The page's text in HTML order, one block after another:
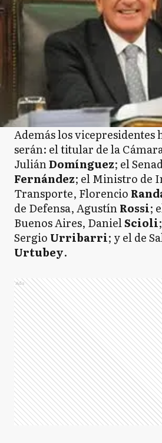
Además los vicepresidentes
serán: el titular de la
JuliánDomínguez; el
Fernández; el Ministro de
Transporte, Florencio
de Defensa, AgustínRossi;
Buenos Aires, DanielScioli
Sergio Urribarri; y el de
Urtubey.
Ads